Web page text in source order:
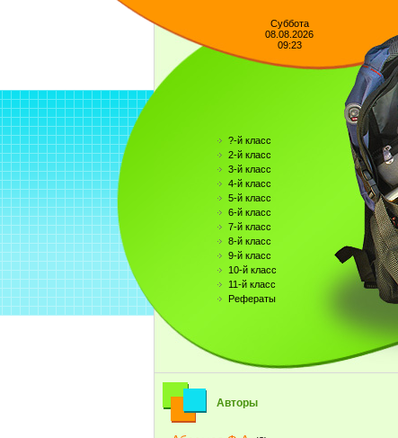
Суббота
08.08.2026
09:23
?-й класс
2-й класс
3-й класс
4-й класс
5-й класс
6-й класс
7-й класс
8-й класс
9-й класс
10-й класс
11-й класс
Рефераты
Авторы